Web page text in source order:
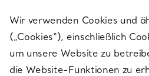
SERVICES
Wir verwenden Cookies und
(„Cookies“), einschließlich
um unsere Website zu
die Website-Funktionen zu